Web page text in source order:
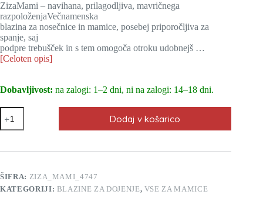
ZizaMami – navihana, prilagodljiva, mavričnega
razpoloženjaVečnamenska
blazina za nosečnice in mamice, posebej priporočljiva za
spanje, saj
podpre trebušček in s tem omogoča otroku udobnejš …
[Celoten opis]
Dobavljivost: na zalogi: 1–2 dni, ni na zalogi: 14–18 dni.
ZizaMami
(4747)
količina
Dodaj v košarico
ŠIFRA: ZIZA_MAMI_4747
KATEGORIJI: BLAZINE ZA DOJENJE, VSE ZA MAMICE